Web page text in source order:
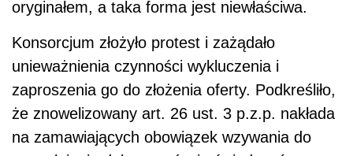
oryginałem, a taka forma jest niewłaściwa.
Konsorcjum złożyło protest i zażądało
unieważnienia czynności wykluczenia i
zaproszenia go do złożenia oferty. Podkreśliło,
że znowelizowany art. 26 ust. 3 p.z.p. nakłada
na zamawiających obowiązek wzywania do